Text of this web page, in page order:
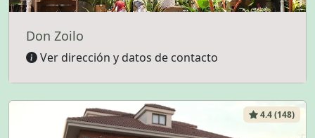
Don Zoilo
Ver dirección y datos de contacto
4.4 (148)